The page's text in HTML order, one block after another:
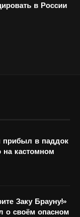
в России
в паддок
кастомном
Заку Брауну!»
о своём опасном